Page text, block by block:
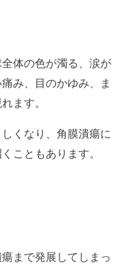
体の色が濁る、涙が
み、目のかゆみ、ま
ます。
くなり、角膜潰瘍に
こともあります。
まで発展してしまっ